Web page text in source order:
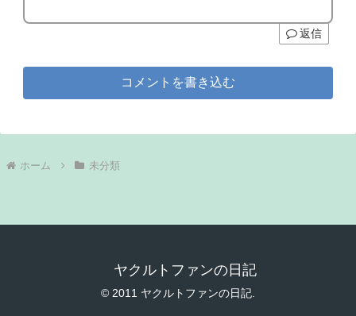
返信
コメントを書き込む
ホーム 未分類
ヤクルトファンの日記
© 2011 ヤクルトファンの日記.